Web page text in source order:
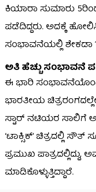
ಕಿಯಾರಾ ಸುಮಾರು
ಪಡೆದಿದ್ದರು. ಅದಕ್ಕೆ
ಸಂಭಾವನೆಯಲ್ಲಿ ಶೇಕಡಾ
ಅತಿ ಹೆಚ್ಚು ಸಂಭಾವನೆ
ಈ ಭಾರಿ
ಭಾರತೀಯ
ಸ್ಟಾರ್ ನಟಿಯರ ಸಾಲಿಗೆ
‘ಟಾಕ್ಸಿಕ್’ ಚಿತ್ರದಲ್ಲಿ
ಪ್ರಮುಖ ಪಾತ್ರದಲ್ಲಿದ್ದು,
ಮಾಡಿಕೊಳ್ಳುತ್ತಿದ್ದಾರೆ.